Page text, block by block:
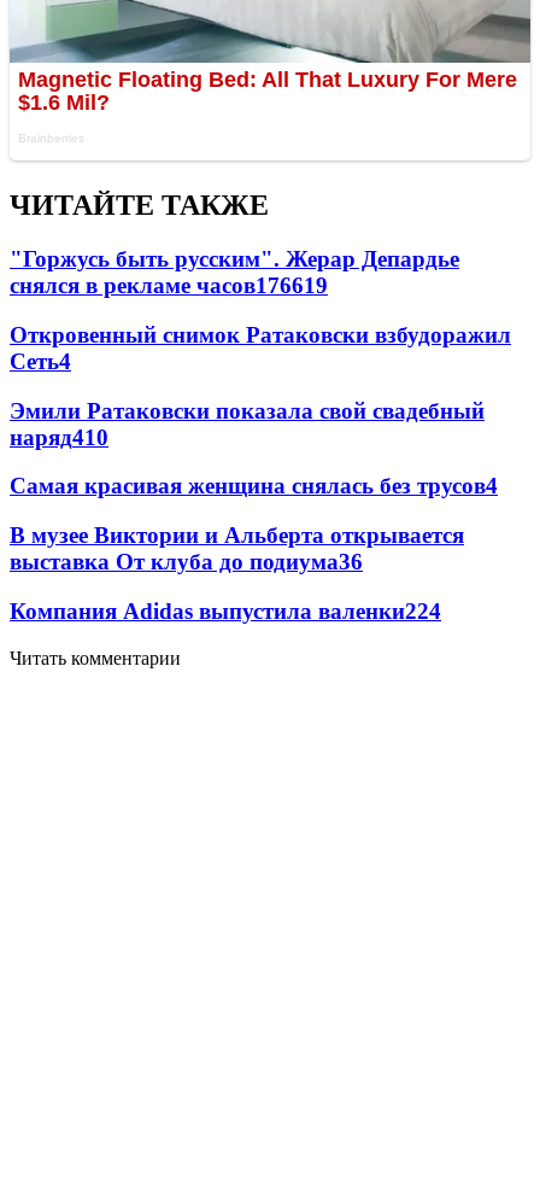
ЧИТАЙТЕ ТАКЖЕ
"Горжусь быть русским". Жерар Депардье
снялся в рекламе часов176619
Откровенный снимок Ратаковски взбудоражил
Сеть4
Эмили Ратаковски показала свой свадебный
наряд410
Самая красивая женщина снялась без трусов4
В музее Виктории и Альберта открывается
выставка От клуба до подиума36
Компания Adidas выпустила валенки224
Читать комментарии